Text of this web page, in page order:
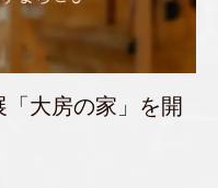
大房の家」を開